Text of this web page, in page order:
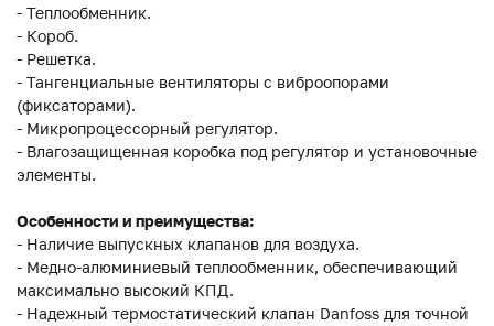
- Теплообменник.
- Короб.
- Решетка.
- Тангенциальные вентиляторы с виброопорами
(фиксаторами).
- Микропроцессорный регулятор.
- Влагозащищенная коробка под регулятор и установочные
элементы.
Особенности и преимущества:
- Наличие выпускных клапанов для воздуха.
- Медно-алюминиевый теплообменник, обеспечивающий
максимально высокий КПД.
- Надежный термостатический клапан Danfoss для точной